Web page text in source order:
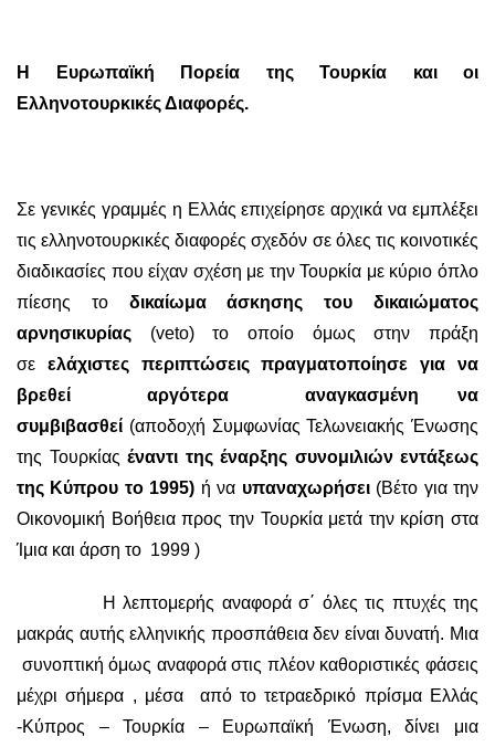
Η Ευρωπαϊκή Πορεία της Τουρκία και οι
Ελληνοτουρκικές Διαφορές.
Σε γενικές γραμμές η Ελλάς επιχείρησε αρχικά να εμπλέξει
τις ελληνοτουρκικές διαφορές σχεδόν σε όλες τις κοινοτικές
διαδικασίες που είχαν σχέση με την Τουρκία με κύριο όπλο
πίεσης το δικαίωμα άσκησης του δικαιώματος
αρνησικυρίας (veto) το οποίο όμως στην πράξη
σε ελάχιστες περιπτώσεις πραγματοποίησε για να
βρεθεί αργότερα αναγκασμένη να
συμβιβασθεί (αποδοχή Συμφωνίας Τελωνειακής Ένωσης
της Τουρκίας έναντι της έναρξης συνομιλιών εντάξεως
της Κύπρου το 1995) ή να υπαναχωρήσει(Βέτο για την
Οικονομική Βοήθεια προς την Τουρκία μετά την κρίση στα
Ίμια και άρση το 1999 )
Η λεπτομερής αναφορά σ΄ όλες τις πτυχές της
μακράς αυτής ελληνικής προσπάθεια δεν είναι δυνατή. Μια
συνοπτική όμως αναφορά στις πλέον καθοριστικές φάσεις
μέχρι σήμερα , μέσα από το τετραεδρικό πρίσμα Ελλάς
-Κύπρος – Τουρκία – Ευρωπαϊκή Ένωση, δίνει μια